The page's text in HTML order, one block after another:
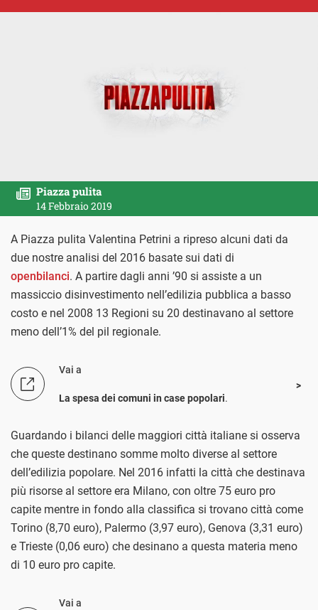
Piazza pulita
14 Febbraio 2019
A Piazza pulita Valentina Petrini a ripreso alcuni dati da
due nostre analisi del 2016 basate sui dati di
openbilanci. A partire dagli anni ’90 si assiste a un
massiccio disinvestimento nell’edilizia pubblica a basso
costo e nel 2008 13 Regioni su 20 destinavano al settore
meno dell’1% del pil regionale.
Vai a
La spesa dei comuni in case popolari.
Guardando i bilanci delle maggiori città italiane si osserva
che queste destinano somme molto diverse al settore
dell’edilizia popolare. Nel 2016 infatti la città che destinava
più risorse al settore era Milano, con oltre 75 euro pro
capite mentre in fondo alla classifica si trovano città come
Torino (8,70 euro), Palermo (3,97 euro), Genova (3,31 euro)
e Trieste (0,06 euro) che desinano a questa materia meno
di 10 euro pro capite.
Vai a